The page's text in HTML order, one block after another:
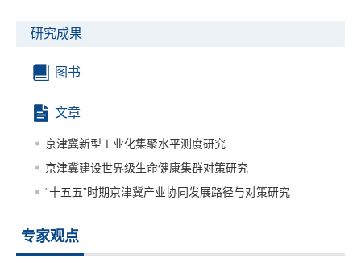
研究成果
图书
文章
京津冀新型工业化集聚水平测度研究
京津冀建设世界级生命健康集群对策研究
“十五五”时期京津冀产业协同发展路径与对策研究
专家观点